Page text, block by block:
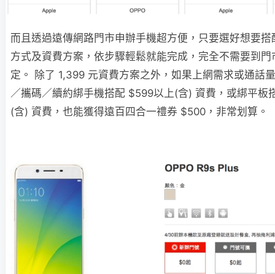
而且透過遠傳網路門市申辦手機超方便，只要選好想要
方式及資費方案，依步驟輕鬆就能完成，完全不需要到
定。 除了 1,399 元資費方案之外，如果上網需求或通話
／攜碼／續約綁手機搭配 $599以上(含) 資費，或綁平板
(含) 資費，也能獲得遠百四合一禮券 $500，非常划算。